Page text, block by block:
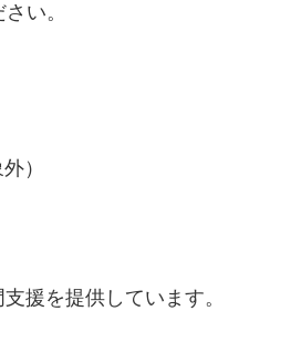
い。
）
援を提供しています。